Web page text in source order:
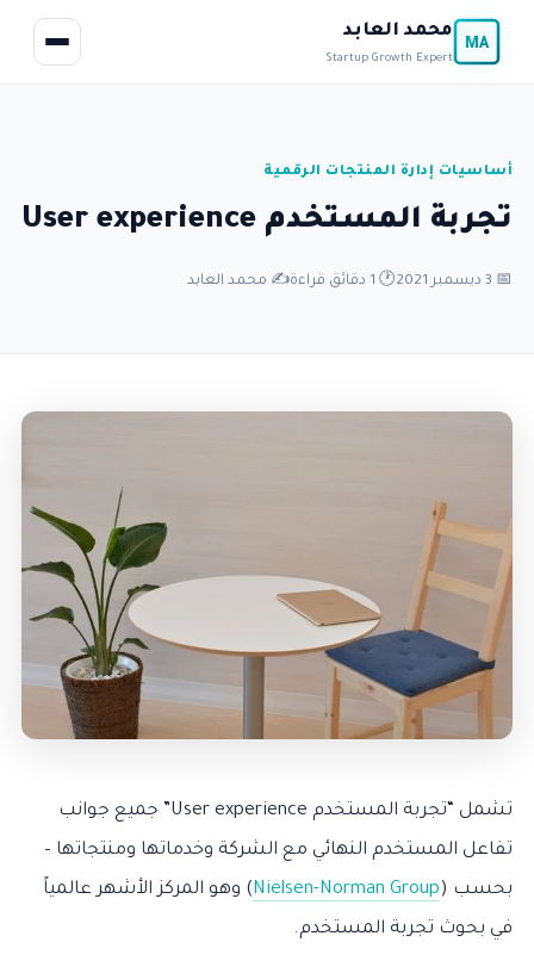
MA
محمد العابد
Startup Growth Expert
أساسيات إدارة المنتجات الرقمية
تجربة المستخدم User experience
📅 3 ديسمبر 2021 🕐 1 دقائق قراءة ✍️ محمد العابد
تشمل “تجربة المستخدم User experience” جميع جوانب
تفاعل المستخدم النهائي مع الشركة وخدماتها ومنتجاتها –
بحسب (Nielsen-Norman Group) وهو المركز الأشهر عالمياً
في بحوث تجربة المستخدم.